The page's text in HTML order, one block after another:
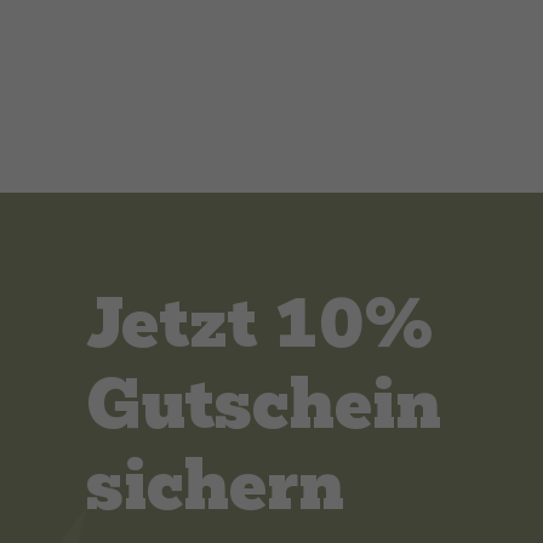
Jetzt 10%
Gutschein
sichern